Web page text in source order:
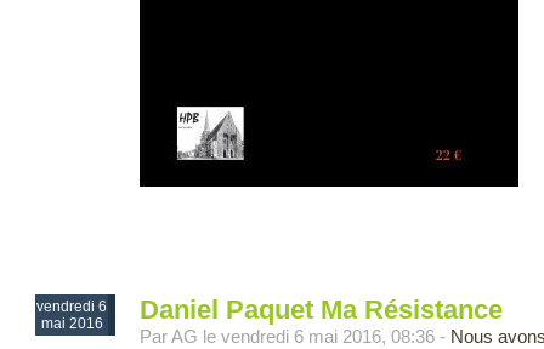
vendredi 6
mai 2016
Daniel Paquet Ma Résistance
Par AG le vendredi 6 mai 2016, 08:36 - Nous